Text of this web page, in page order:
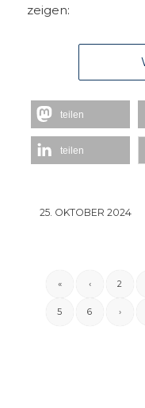
zeigen:
teilen
teilen
25. OKTOBER 2024
/
« ‹ 2
5 6 ›